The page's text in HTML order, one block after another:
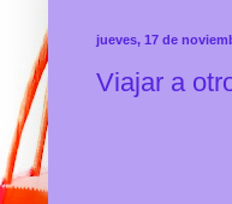
jueves, 17 de
Viajar a